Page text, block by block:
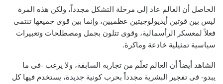
الحاصل أن العالم عاد إلى مرحلة التشكل مجدداً، ولكن هذه المرة
ليس بين قوتين أيديولوجيتين عظميين، وإنما بين قوى جميعها تنتمى
فعلاً لمعسكر الرأسمالية، وقوى تتلون بجمل ومصطلحات وتعبيرات
سياسية تمثيلية خادعة وماكرة.
الشاهد أيضاً أن العالم تعلّم من تجاربه السابقة، ولا يرغب -فى ما
يبدو- فى تفجير البشرية مجدداً بحرب كونية جديدة، يستخدم فيها كل